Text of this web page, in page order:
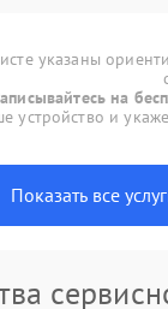
указаны
на
устройство и
Показать все